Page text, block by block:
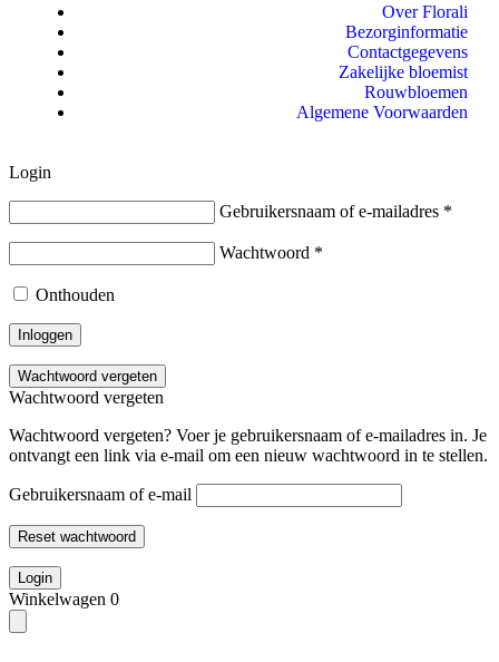
Over Florali
Bezorginformatie
Contactgegevens
Zakelijke bloemist
Rouwbloemen
Algemene Voorwaarden
Login
Gebruikersnaam of e-mailadres *
Wachtwoord *
Onthouden
Inloggen
Wachtwoord vergeten
Wachtwoord vergeten
Wachtwoord vergeten? Voer je gebruikersnaam of e-mailadres in. Je
ontvangt een link via e-mail om een nieuw wachtwoord in te stellen.
Gebruikersnaam of e-mail
Reset wachtwoord
Login
Winkelwagen 0